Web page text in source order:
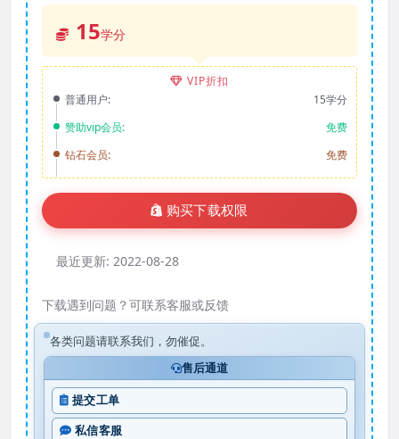
15学分
VIP折扣
普通用户:
15学分
赞助vip会员:
免费
钻石会员:
免费
购买下载权限
最近更新: 2022-08-28
下载遇到问题？可联系客服或反馈
各类问题请联系我们，勿催促。
售后通道
提交工单
私信客服